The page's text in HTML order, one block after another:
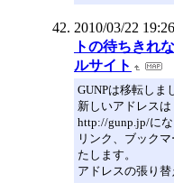
2010/03/22
トの待ちきれ
ルサイト
GUNPは移転しま
新しいアドレスは
http://gunp.jp/にな
リンク、ブック
たします。
アドレスの張り